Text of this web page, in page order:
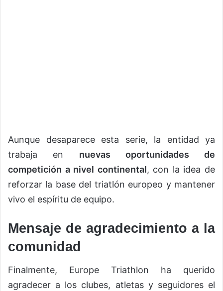
Aunque desaparece esta serie, la entidad ya
trabaja en nuevas oportunidades de
competición a nivel continental, con la idea de
reforzar la base del triatlón europeo y mantener
vivo el espíritu de equipo.
Mensaje de agradecimiento a la
comunidad
Finalmente, Europe Triathlon ha querido
agradecer a los clubes, atletas y seguidores el